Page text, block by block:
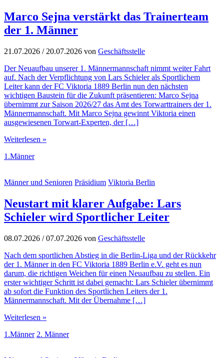
Marco Sejna verstärkt das Trainerteam
der 1. Männer
21.07.2026 / 20.07.2026 von Geschäftsstelle
Der Neuaufbau unserer 1. Männermannschaft nimmt weiter Fahrt
auf. Nach der Verpflichtung von Lars Schieler als Sportlichem
Leiter kann der FC Viktoria 1889 Berlin nun den nächsten
wichtigen Baustein für die Zukunft präsentieren: Marco Sejna
übernimmt zur Saison 2026/27 das Amt des Torwarttrainers der 1.
Männermannschaft. Mit Marco Sejna gewinnt Viktoria einen
ausgewiesenen Torwart-Experten, der […]
Weiterlesen »
1.Männer
Männer und Senioren Präsidium Viktoria Berlin
Neustart mit klarer Aufgabe: Lars
Schieler wird Sportlicher Leiter
08.07.2026 / 07.07.2026 von Geschäftsstelle
Nach dem sportlichen Abstieg in die Berlin-Liga und der Rückkehr
der 1. Männer in den FC Viktoria 1889 Berlin e.V. geht es nun
darum, die richtigen Weichen für einen Neuaufbau zu stellen. Ein
erster wichtiger Schritt ist dabei gemacht: Lars Schieler übernimmt
ab sofort die Funktion des Sportlichen Leiters der 1.
Männermannschaft. Mit der Übernahme […]
Weiterlesen »
1.Männer 2. Männer